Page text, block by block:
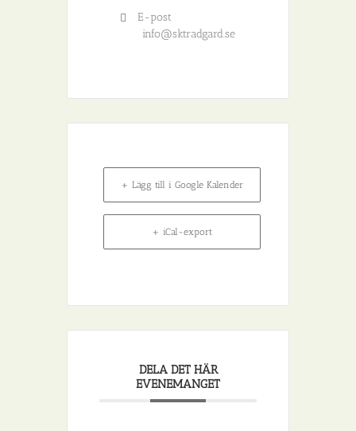
E-post
info@sktradgard.se
+ Lägg till i Google Kalender
+ iCal-export
DELA DET HÄR
EVENEMANGET